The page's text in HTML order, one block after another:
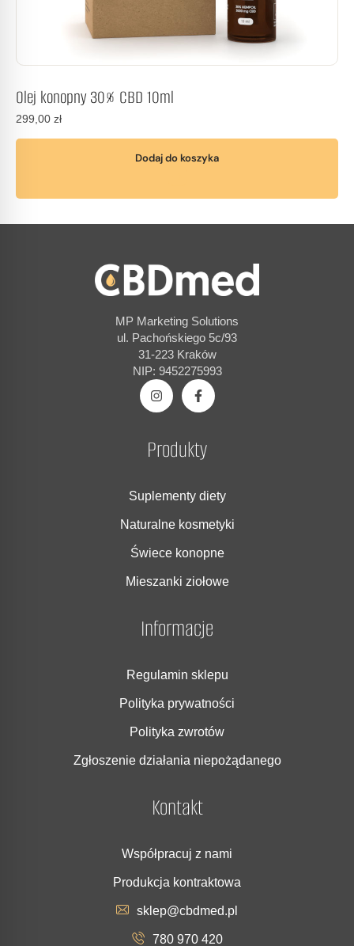
Olej konopny 30% CBD 10ml
299,00 zł
Dodaj do koszyka
MP Marketing Solutions
ul. Pachońskiego 5c/93
31-223 Kraków
NIP: 9452275993
Produkty
Suplementy diety
Naturalne kosmetyki
Świece konopne
Mieszanki ziołowe
Informacje
Regulamin sklepu
Polityka prywatności
Polityka zwrotów
Zgłoszenie działania niepożądanego
Kontakt
Współpracuj z nami
Produkcja kontraktowa
sklep@cbdmed.pl
780 970 420